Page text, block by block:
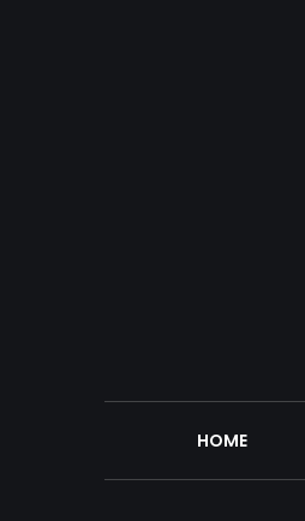
HOME